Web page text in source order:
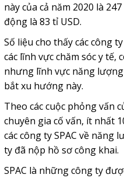
này của cả năm 2020 là
động là 83 tỉ USD.
Số liệu cho thấy các công
các lĩnh vực chăm sóc y tế,
nhưng lĩnh vực năng
bắt xu hướng này.
Theo các cuộc phỏng vấn
chuyên gia cố vấn, ít nhất
các công ty SPAC về năng
ty đã nộp hồ sơ công khai.
SPAC là những công ty